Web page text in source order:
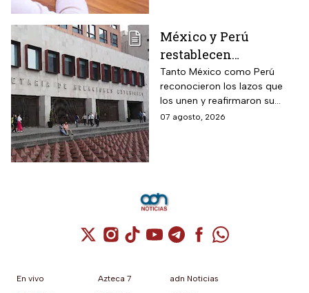
México y Perú
restablecen
relaciones
diplomáticas después
de nueve meses
Tanto México como Perú
reconocieron los lazos que
los unen y reafirmaron su
respeto al derecho
07 agosto, 2026
Cuenta de X / Twitter (se abre en una
Cuenta de Instagram (se abre en una
Cuenta de TikTok (se abre en
Cuenta de YouTube (se abre
Cuenta de Telegram (se
Cuenta de
Cuenta de
En vivo
Azteca 7
adn Noticias